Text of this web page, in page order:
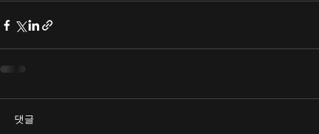
댓글